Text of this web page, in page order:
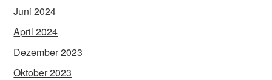
Juni 2024
April 2024
Dezember 2023
Oktober 2023